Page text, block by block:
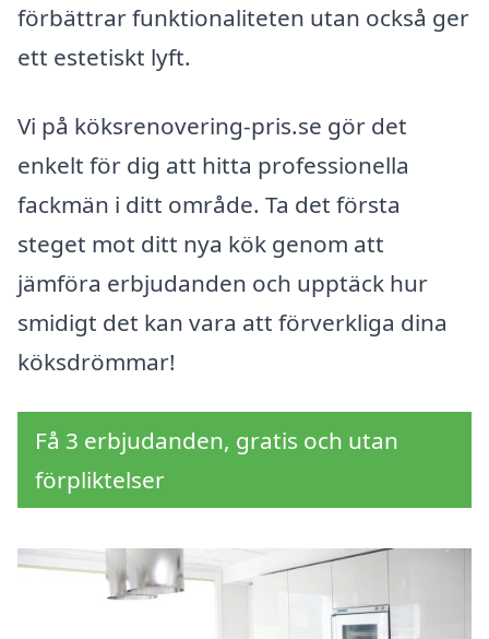
förbättrar funktionaliteten utan också ger
ett estetiskt lyft.
Vi på köksrenovering-pris.se gör det
enkelt för dig att hitta professionella
fackmän i ditt område. Ta det första
steget mot ditt nya kök genom att
jämföra erbjudanden och upptäck hur
smidigt det kan vara att förverkliga dina
köksdrömmar!
Få 3 erbjudanden, gratis och utan
förpliktelser